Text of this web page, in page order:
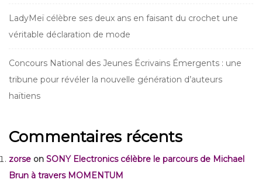
LadyMeï célèbre ses deux ans en faisant du crochet une
véritable déclaration de mode
Concours National des Jeunes Écrivains Émergents : une
tribune pour révéler la nouvelle génération d’auteurs
haïtiens
Commentaires récents
zorse on SONY Electronics célèbre le parcours de Michael
Brun à travers MOMENTUM